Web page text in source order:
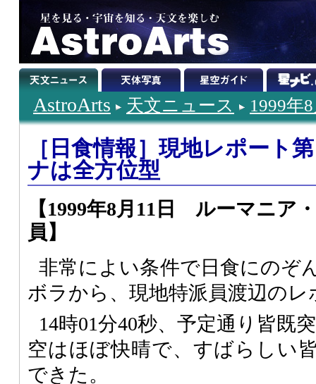
AstroArts 天文ニュース 1999年
［日食情報］現地レポート
ナは全方位型
【1999年8月11日 ルーマニア
員】
非常によい条件で日食にのぞ
ボラから、現地特派員渡辺のレ
14時01分40秒、予定通り皆既
空はほぼ快晴で、すばらしい
できた。